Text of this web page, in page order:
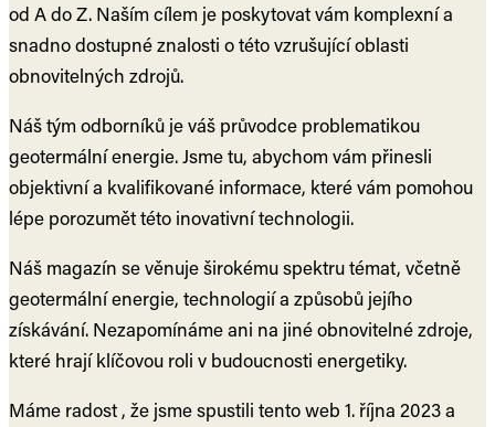
od A do Z. Naším cílem je poskytovat vám komplexní a
snadno dostupné znalosti o této vzrušující oblasti
obnovitelných zdrojů.
Náš tým odborníků je váš průvodce problematikou
geotermální energie. Jsme tu, abychom vám přinesli
objektivní a kvalifikované informace, které vám pomohou
lépe porozumět této inovativní technologii.
Náš magazín se věnuje širokému spektru témat, včetně
geotermální energie, technologií a způsobů jejího
získávání. Nezapomínáme ani na jiné obnovitelné zdroje,
které hrají klíčovou roli v budoucnosti energetiky.
Máme radost , že jsme spustili tento web 1. října 2023 a